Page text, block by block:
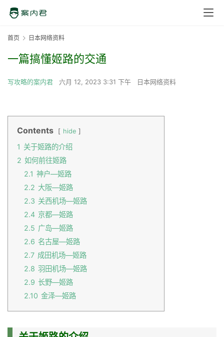
首页 日本网络资料
一篇搞懂姬路的交通
写攻略的案内君 六月 12, 2023 3:31 下午 日本网络资料
Contents hide
1 关于姬路的介绍
2 如何前往姬路
2.1 神户—姬路
2.2 大阪—姬路
2.3 关西机场—姬路
2.4 京都—姬路
2.5 广岛—姬路
2.6 名古屋—姬路
2.7 成田机场—姬路
2.8 羽田机场—姬路
2.9 长野—姬路
2.10 金泽—姬路